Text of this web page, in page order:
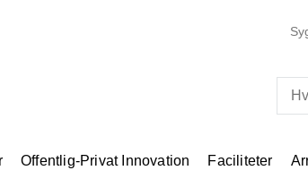
Offentlig-Privat Innovation Faciliteter